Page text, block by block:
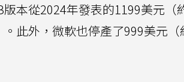
版本從2024年發表的1199美元（
此外，微軟也停產了999美元（